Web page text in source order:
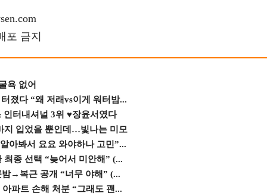
포 금지
욕 없어
졌다 “왜 저래vs이게 워터밤...
인터내셔널 3위 ♥장윤서였다
지 입었을 뿐인데…빛나는 미모
아봐서 요요 와야하나 고민”...
종 선택 “늦어서 미안해” (...
→복근 공개 “너무 야해” (...
파트 손해 처분 “그래도 괜...